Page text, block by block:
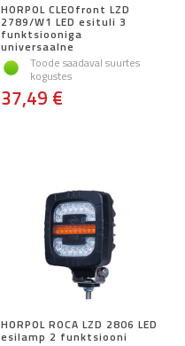
HORPOL CLEOfront LZD
2789/W1 LED esituli 3
funktsiooniga
universaalne
Toode saadaval suurtes
kogustes
37,49 €
HORPOL ROCA LZD 2806 LED
esilamp 2 funktsiooni